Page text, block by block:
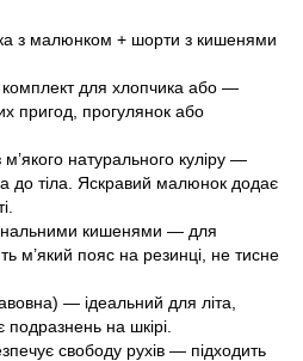
з малюнком + шорти з кишенями
комплект для хлопчика або —
пригод, прогулянок або
натурального куліру —
до тіла. Яскравий малюнок додає
кишенями — для
м’який пояс на резинці, не тисне
— ідеальний для літа,
на шкірі.
свободу рухів — підходить